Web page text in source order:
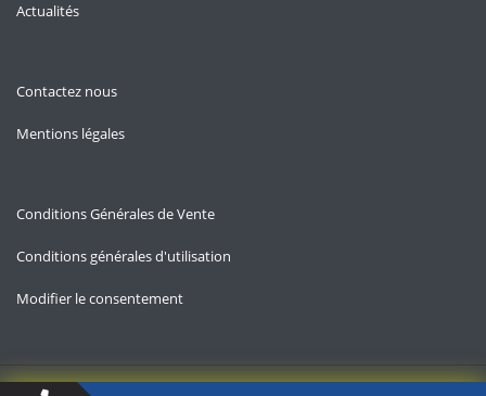
Actualités
Contactez nous
Mentions légales
Conditions Générales de Vente
Conditions générales d'utilisation
Modifier le consentement